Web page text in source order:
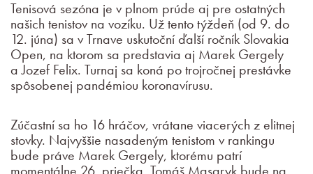
Tenisová sezóna je v plnom prúde aj pre ostatných
našich tenistov na vozíku. Už tento týždeň (od 9. do
12. júna) sa v Trnave uskutoční ďalší ročník Slovakia
Open, na ktorom sa predstavia aj Marek Gergely
a Jozef Felix. Turnaj sa koná po trojročnej prestávke
spôsobenej pandémiou koronavírusu.
Zúčastní sa ho 16 hráčov, vrátane viacerých z elitnej
stovky. Najvyššie nasadeným tenistom v rankingu
bude práve Marek Gergely, ktorému patrí